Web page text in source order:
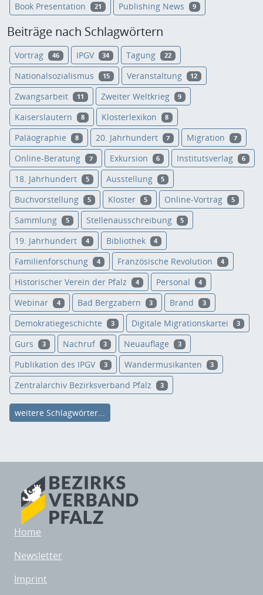
Book Presentation 21 Publishing News 9
Beiträge nach Schlagwörtern
Vortrag 46 IPGV 34 Tagung 22
Nationalsozialismus 15 Veranstaltung 12
Zwangsarbeit 11 Zweiter Weltkrieg 9
Kaiserslautern 8 Klosterlexikon 8
Paläographie 8 20. Jahrhundert 7 Migration 7
Online-Beratung 7 Exkursion 6 Institutsverlag 6
18. Jahrhundert 5 Ausstellung 5
Buchvorstellung 5 Kloster 5 Online-Vortrag 5
Sammlung 5 Stellenausschreibung 5
19. Jahrhundert 4 Bibliothek 4
Familienforschung 4 Französische Revolution 4
Historischer Verein der Pfalz 4 Personal 4
Webinar 4 Bad Bergzabern 3 Brand 3
Demokratiegeschichte 3 Digitale Migrationskartei 3
Gurs 3 Nachruf 3 Neuauflage 3
Publikation des IPGV 3 Wandermusikanten 3
Zentralarchiv Bezirksverband Pfalz 3
weitere Schlagwörter...
Home
Newsletter
Imprint